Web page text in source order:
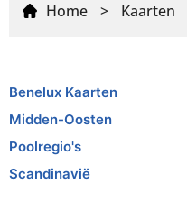
Home > Kaarten
Benelux Kaarten
Midden-Oosten
Poolregio's
Scandinavië